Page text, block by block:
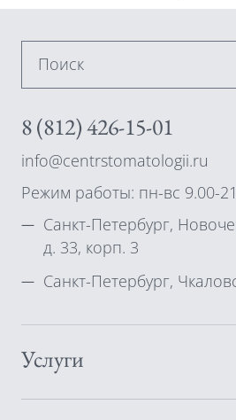
Поиск
8 (812) 426-15-01
info@centrstomatologii.ru
Режим работы: пн-вс 9.00-
Санкт-Петербург,
д. 33, корп. 3
Санкт-Петербург,
Услуги